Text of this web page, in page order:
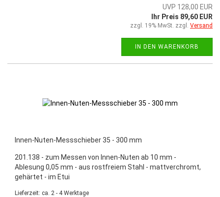
UVP 128,00 EUR
Ihr Preis 89,60 EUR
zzgl. 19% MwSt. zzgl. Versand
IN DEN WARENKORB
Innen-Nuten-Messschieber 35 - 300 mm
201.138 - zum Messen von Innen-Nuten ab 10 mm -
Ablesung 0,05 mm - aus rostfreiem Stahl - mattverchromt,
gehärtet - im Etui
Lieferzeit: ca. 2 - 4 Werktage